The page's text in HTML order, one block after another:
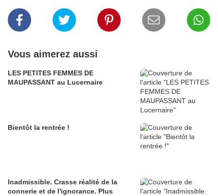
Vous aimerez aussi
LES PETITES FEMMES DE
MAUPASSANT au Lucernaire
Bientôt la rentrée !
Inadmissible. Crasse réalité de la
connerie et de l'ignorance. Plus